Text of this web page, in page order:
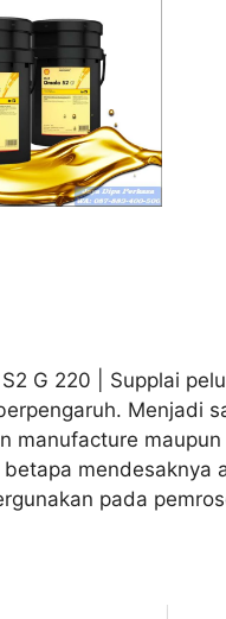
G 220 | Supplai
Menjadi
manufacture
mendesaknya
pada